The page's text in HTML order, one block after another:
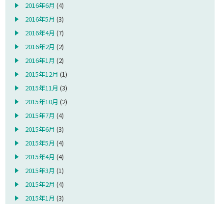
2016年6月 (4)
2016年5月 (3)
2016年4月 (7)
2016年2月 (2)
2016年1月 (2)
2015年12月 (1)
2015年11月 (3)
2015年10月 (2)
2015年7月 (4)
2015年6月 (3)
2015年5月 (4)
2015年4月 (4)
2015年3月 (1)
2015年2月 (4)
2015年1月 (3)